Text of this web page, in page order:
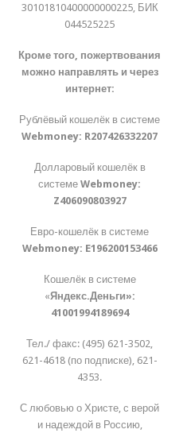
30101810400000000225, БИК
044525225
Кроме того, пожертвования
можно направлять и через
интернет:
Рублёвый кошелёк в системе
Webmoney: R207426332207
Долларовый кошелёк в
системеWebmoney:
Z406090803927
Евро-кошелёк в системе
Webmoney: E196200153466
Кошелёк в системе
«Яндекс.Деньги»:
41001994189694
Тел./ факс: (495) 621-3502,
621-4618 (по подписке), 621-
4353.
С любовью о Христе, с верой
и надеждой в Россию,